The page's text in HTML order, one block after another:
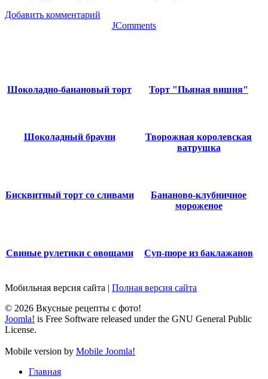
Добавить комментарий
JComments
Шоколадно-банановый торт Торт "Пьяная вишня"
Шоколадный брауни
Творожная королевская
ватрушка
Бисквитный торт со сливами
Бананово-клубничное
мороженое
Свиные рулетики с овощами Суп-пюре из баклажанов
Мобильная версия сайта | Полная версия сайта
© 2026 Вкусные рецепты с фото!
Joomla! is Free Software released under the GNU General Public
License.
Mobile version by Mobile Joomla!
Главная